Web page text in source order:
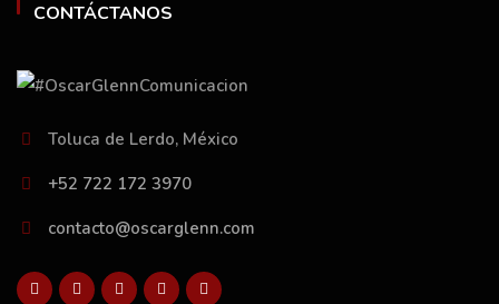
CONTÁCTANOS
Toluca de Lerdo, México
+52 722 172 3970
contacto@oscarglenn.com